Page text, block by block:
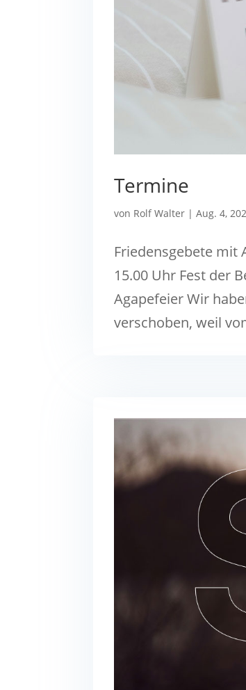
Termine
von Rolf Walter |Aug. 4,
Friedensgebete mit
15.00 Uhr Fest der
Agapefeier Wir
verschoben, weil